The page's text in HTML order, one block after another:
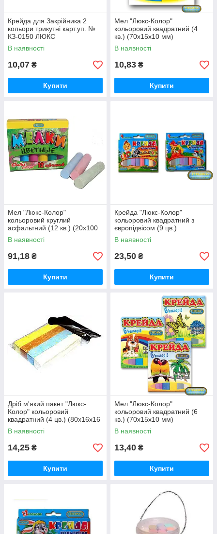
Крейда для Закрійника 2
кольори трикутні карт.уп. №
КЗ-0150 ЛЮКС
КОЛОР/20бл,160ящ
В наявності
10,07 ₴
Купити
Мел "Люкс-Колор"
кольоровий квадратний (4
кв.) (70x15x10 мм)
В наявності
10,83 ₴
Купити
Мел "Люкс-Колор"
кольоровий круглий
асфальтний (12 кв.) (20x100
мм)
В наявності
91,18 ₴
Купити
Крейда "Люкс-Колор"
кольоровий квадратний з
європідвісом (9 цв.)
(70x15x10 мм)
В наявності
23,50 ₴
Купити
Дріб м'який пакет "Люкс-
Колор" кольоровий
квадратний (4 цв.) (80x16x16
мм.)
В наявності
14,25 ₴
Купити
Мел "Люкс-Колор"
кольоровий квадратний (6
кв.) (70x15x10 мм)
В наявності
13,40 ₴
Купити